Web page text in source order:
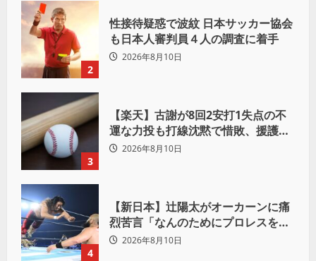
2
性接待疑惑で波紋 日本サッカー協会
も日本人審判員４人の調査に着手
2026年8月10日
3
【楽天】古謝が8回2安打1失点の不
運な力投も打線沈黙で惜敗、援護な
き左腕にSNSでは同情の声
2026年8月10日
4
【新日本】辻陽太がオーカーンに痛
烈苦言「なんのためにプロレスをや
ってるんだ？」
2026年8月10日